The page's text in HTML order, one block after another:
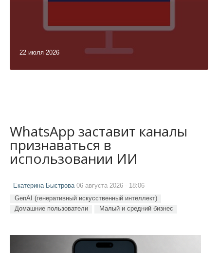
22 июля 2026
WhatsApp заставит каналы
признаваться в
использовании ИИ
Екатерина Быстрова 06 августа 2026 - 18:06
GenAI (генеративный искусственный интеллект)
Домашние пользователи
Малый и средний бизнес